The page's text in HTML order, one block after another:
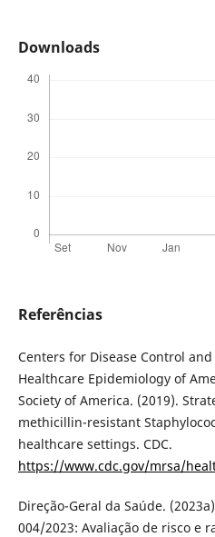
Downloads
Referências
Centers for Disease Control
Healthcare Epidemiology of
Society of America. (2019).
methicillin-resistant
healthcare settings. CDC.
https://www.cdc.gov/mrsa/
Direção-Geral da Saúde.
004/2023: Avaliação de risco e